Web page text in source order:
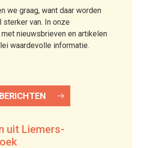
we graag, want daar worden
sterker van. In onze
nieuwsbrieven en artikelen
waardevolle informatie.
uit Liemers-